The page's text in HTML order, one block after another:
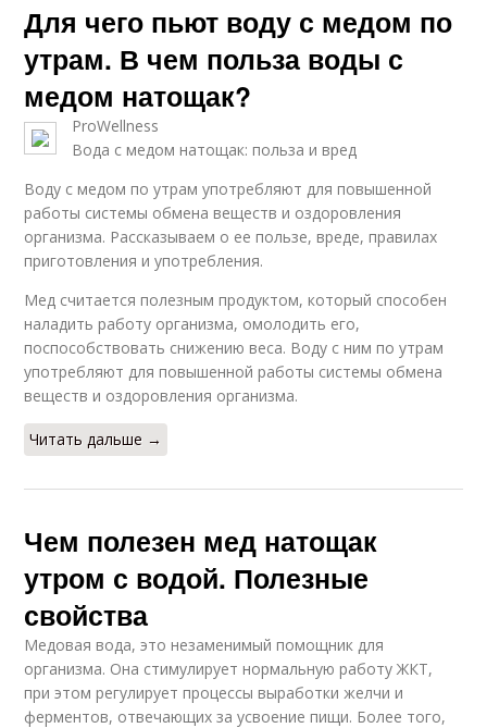
Для чего пьют воду с медом по
утрам. В чем польза воды с
медом натощак?
ProWellness
Вода с медом натощак: польза и вред
Воду с медом по утрам употребляют для повышенной
работы системы обмена веществ и оздоровления
организма. Рассказываем о ее пользе, вреде, правилах
приготовления и употребления.
Мед считается полезным продуктом, который способен
наладить работу организма, омолодить его,
поспособствовать снижению веса. Воду с ним по утрам
употребляют для повышенной работы системы обмена
веществ и оздоровления организма.
Читать дальше →
Чем полезен мед натощак
утром с водой. Полезные
свойства
Медовая вода, это незаменимый помощник для
организма. Она стимулирует нормальную работу ЖКТ,
при этом регулирует процессы выработки желчи и
ферментов, отвечающих за усвоение пищи. Более того,